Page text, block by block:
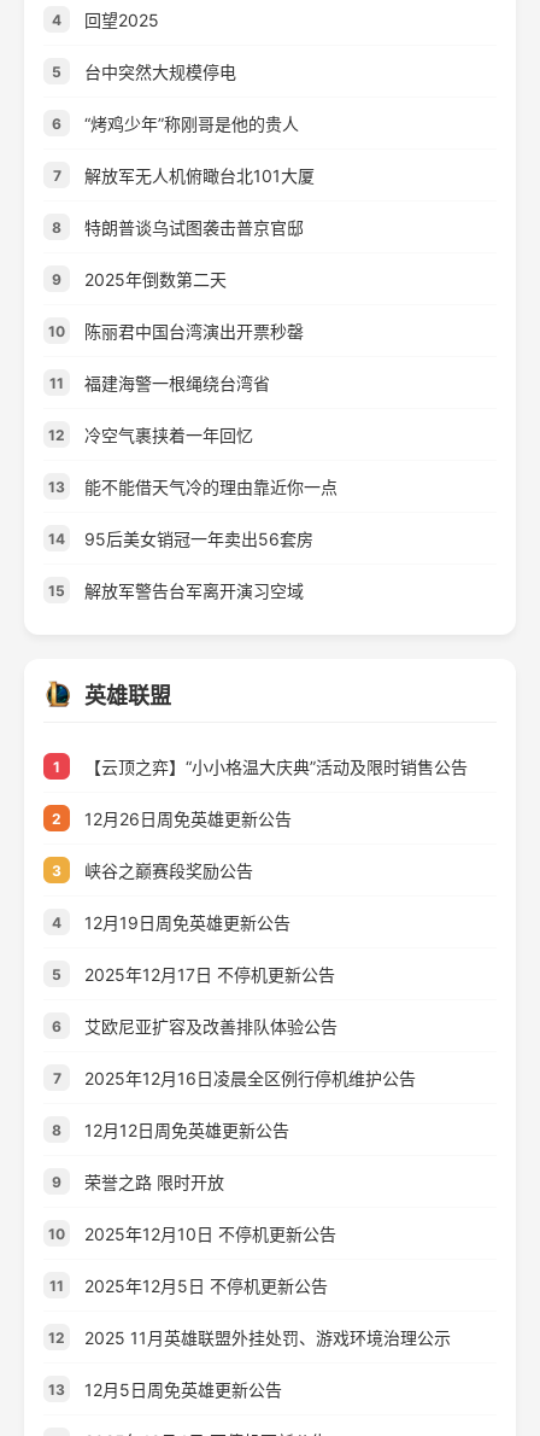
4 回望2025
5 台中突然大规模停电
6 “烤鸡少年”称刚哥是他的贵人
7 解放军无人机俯瞰台北101大厦
8 特朗普谈乌试图袭击普京官邸
9 2025年倒数第二天
10 陈丽君中国台湾演出开票秒罄
11 福建海警一根绳绕台湾省
12 冷空气裹挟着一年回忆
13 能不能借天气冷的理由靠近你一点
14 95后美女销冠一年卖出56套房
15 解放军警告台军离开演习空域
英雄联盟
1 【云顶之弈】“小小格温大庆典”活动及限时销售公告
2 12月26日周免英雄更新公告
3 峡谷之巅赛段奖励公告
4 12月19日周免英雄更新公告
5 2025年12月17日 不停机更新公告
6 艾欧尼亚扩容及改善排队体验公告
7 2025年12月16日凌晨全区例行停机维护公告
8 12月12日周免英雄更新公告
9 荣誉之路 限时开放
10 2025年12月10日 不停机更新公告
11 2025年12月5日 不停机更新公告
12 2025 11月英雄联盟外挂处罚、游戏环境治理公示
13 12月5日周免英雄更新公告